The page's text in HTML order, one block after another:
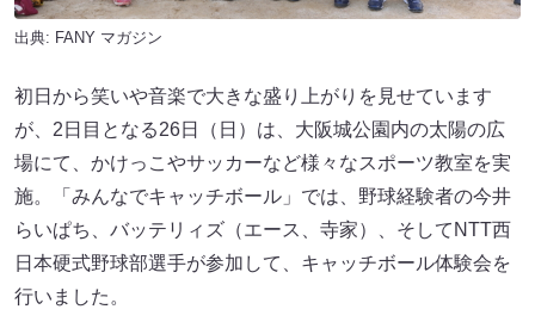
出典: FANY マガジン
初日から笑いや音楽で大きな盛り上がりを見せています
が、2日目となる26日（日）は、大阪城公園内の太陽の広
場にて、かけっこやサッカーなど様々なスポーツ教室を実
施。「みんなでキャッチボール」では、野球経験者の今井
らいぱち、バッテリィズ（エース、寺家）、そしてNTT西
日本硬式野球部選手が参加して、キャッチボール体験会を
行いました。